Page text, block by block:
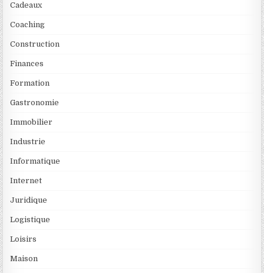
Cadeaux
Coaching
Construction
Finances
Formation
Gastronomie
Immobilier
Industrie
Informatique
Internet
Juridique
Logistique
Loisirs
Maison